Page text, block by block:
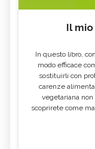
Il
In questo libro,
modo efficace
sostituirli con
carenze
vegetariana
scoprirete come